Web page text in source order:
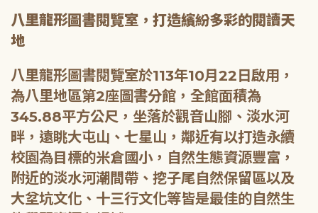
八里龍形圖書閱覽室，打造繽紛多彩的閱讀天
地
八里龍形圖書閱覽室於113年10月22日啟用，
為八里地區第2座圖書分館，全館面積為
345.88平方公尺，坐落於觀音山腳、淡水河
畔，遠眺大屯山、七星山，鄰近有以打造永續
校園為目標的米倉國小，自然生態資源豐富，
附近的淡水河潮間帶、挖子尾自然保留區以及
大坌坑文化、十三行文化等皆是最佳的自然生